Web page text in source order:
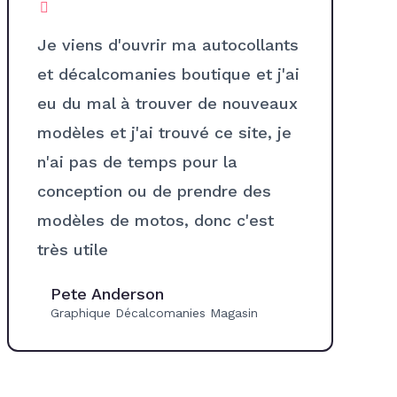
Je viens d'ouvrir ma autocollants
et décalcomanies boutique et j'ai
eu du mal à trouver de nouveaux
modèles et j'ai trouvé ce site, je
n'ai pas de temps pour la
conception ou de prendre des
modèles de motos, donc c'est
très utile
Pete Anderson
Graphique Décalcomanies Magasin